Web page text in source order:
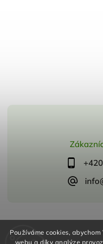
Používáme cookies,
webu a díky analýze
Vytvořil